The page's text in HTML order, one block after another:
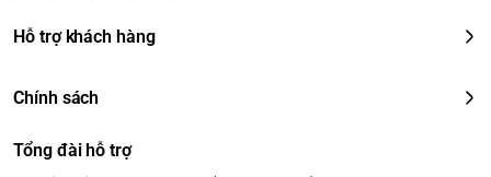
Hỗ trợ khách hàng
Chính sách
Tổng đài hỗ trợ